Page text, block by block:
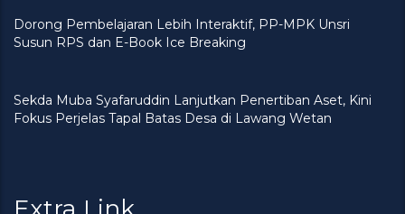
Dorong Pembelajaran Lebih Interaktif, PP-MPK Unsri
Susun RPS dan E-Book Ice Breaking
Sekda Muba Syafaruddin Lanjutkan Penertiban Aset, Kini
Fokus Perjelas Tapal Batas Desa di Lawang Wetan